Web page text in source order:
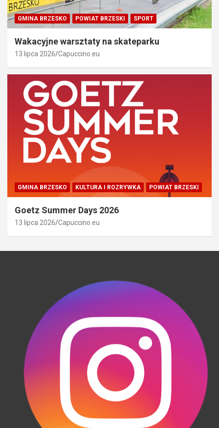
GMINA BRZESKO POWIAT BRZESKI SPORT
Wakacyjne warsztaty na skateparku
13 lipca 2026 Capuccino.eu
GMINA BRZESKO KULTURA I ROZRYWKA POWIAT BRZESKI
Goetz Summer Days 2026
13 lipca 2026 Capuccino.eu